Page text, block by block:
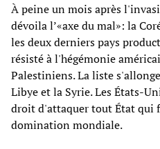
À peine un mois après
dévoila l’«axe du mal»: la
les deux derniers pays
résisté à l'hégémonie
Palestiniens. La liste
Libye et la Syrie. Les États-
droit d'attaquer tout État qui
domination mondiale.